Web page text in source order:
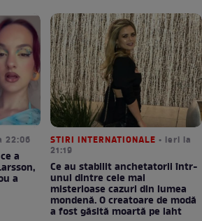
22:06
a
a
STIRI INTERNATIONALE • ieri la
21:19
Ce au stabilit anchetatorii într-
unul dintre cele mai
misterioase cazuri din lumea
mondenă. O creatoare de modă
a fost găsită moartă pe iaht